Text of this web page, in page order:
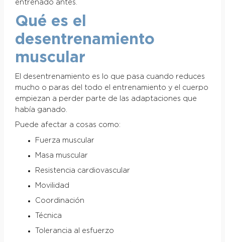
entrenado antes.
Qué es el
desentrenamiento
muscular
El desentrenamiento es lo que pasa cuando reduces
mucho o paras del todo el entrenamiento y el cuerpo
empiezan a perder parte de las adaptaciones que
había ganado.
Puede afectar a cosas como:
Fuerza muscular
Masa muscular
Resistencia cardiovascular
Movilidad
Coordinación
Técnica
Tolerancia al esfuerzo